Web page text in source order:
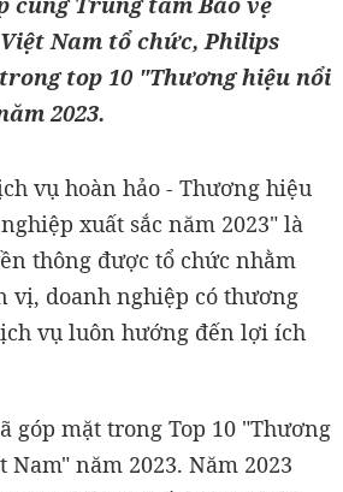
Nam tổ chức, Philips
top 10 "Thương hiệu nổi
2023.
vụ hoàn hảo - Thương hiệu
xuất sắc năm 2023" là
thông được tổ chức nhằm
vị, doanh nghiệp có thương
vụ luôn hướng đến lợi ích
góp mặt trong Top 10 "Thương
năm 2023. Năm 2023